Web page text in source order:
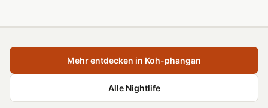
Mehr entdecken in Koh-phangan
Alle Nightlife